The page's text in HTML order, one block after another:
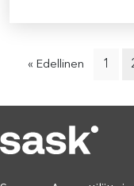
« Edellinen 1